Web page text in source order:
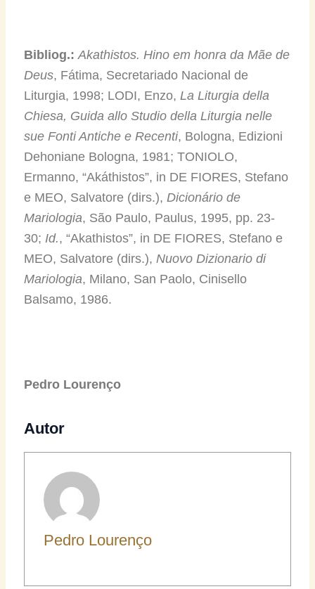
Bibliog.: Akathistos. Hino em honra da Mãe de
Deus, Fátima, Secretariado Nacional de
Liturgia, 1998; LODI, Enzo, La Liturgia della
Chiesa, Guida allo Studio della Liturgia nelle
sue Fonti Antiche e Recenti, Bologna, Edizioni
Dehoniane Bologna, 1981; TONIOLO,
Ermanno, “Akáthistos”, in DE FIORES, Stefano
e MEO, Salvatore (dirs.), Dicionário de
Mariologia, São Paulo, Paulus, 1995, pp. 23-
30; Id., “Akathistos”, in DE FIORES, Stefano e
MEO, Salvatore (dirs.), Nuovo Dizionario di
Mariologia, Milano, San Paolo, Cinisello
Balsamo, 1986.
Pedro Lourenço
Autor
Pedro Lourenço